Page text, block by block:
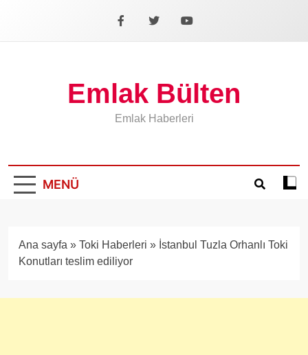
Facebook
X YouTube
Emlak Bülten
Emlak Haberleri
MENÜ
Koyu
veya
Ana sayfa » Toki Haberleri » İstanbul Tuzla Orhanlı Toki
Konutları teslim ediliyor